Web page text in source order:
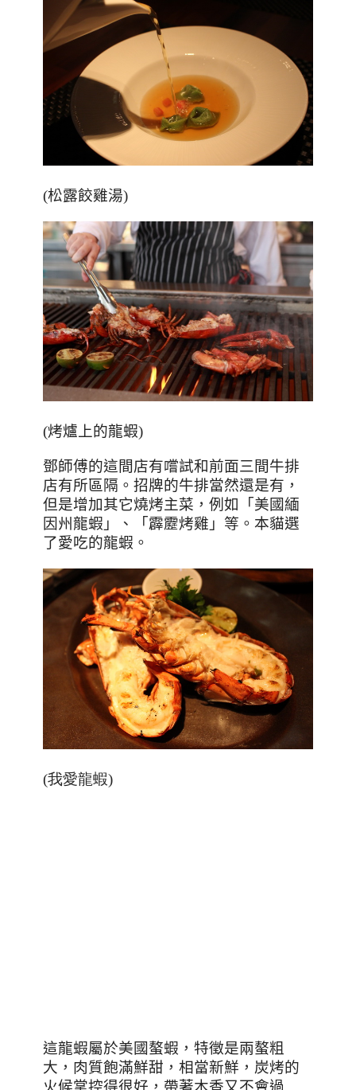
(松露餃雞湯)
(烤爐上的龍蝦)
鄧師傅的這間店有嚐試和前面三間牛排
店有所區隔。招牌的牛排當然還是有，
但是增加其它燒烤主菜，例如「美國緬
因州龍蝦」、「霹靂烤雞」等。本貓選
了愛吃的龍蝦。
(我愛龍蝦)
這龍蝦屬於美國螯蝦，特徵是兩螯粗
大，肉質飽滿鮮甜，相當新鮮，炭烤的
火候掌控得很好，帶著木香又不會過